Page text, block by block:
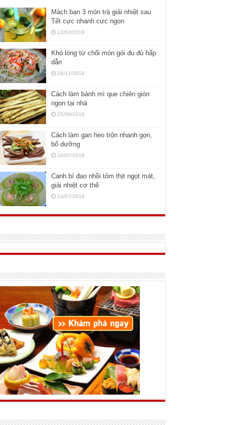
Mách bạn 3 món trà giải nhiệt sau
Tết cực nhanh cực ngon
12/02/2019
Khó lòng từ chối món gỏi đu đủ hấp
dẫn
28/11/2018
Cách làm bánh mì que chiên giòn
ngon tại nhà
25/09/2018
Cách làm gan heo trộn nhanh gọn,
bổ dưỡng
16/07/2018
Canh bí đao nhồi tôm thịt ngọt mát,
giải nhiệt cơ thể
13/07/2018